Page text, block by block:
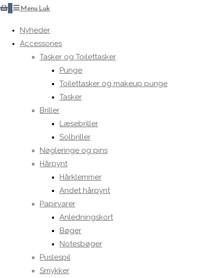
search
0 MenuLuk
Nyheder
Accessories
Tasker og Toilettasker
Punge
Toilettasker og makeup punge
Tasker
Briller
Læsebriller
Solbriller
Nøgleringe og pins
Hårpynt
Hårklemmer
Andet hårpynt
Papirvarer
Anledningskort
Bøger
Notesbøger
Puslespil
Smykker